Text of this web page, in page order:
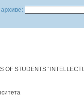
OF STUDENTS '